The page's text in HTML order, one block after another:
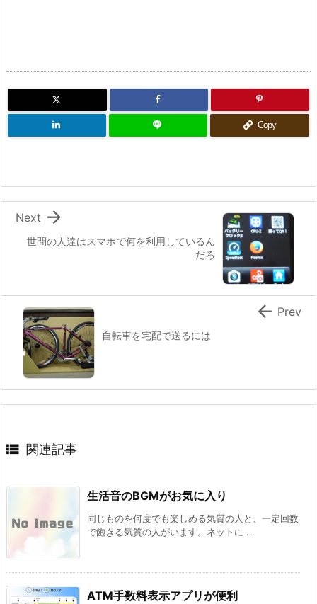
Copy
世間の人達はスマホで何を利用しているん
だろ

Next
自転車を宅配で送るには
 Prev
 関連記事
生活音のBGMがお気に入り
同じものを何度でも楽しめる気質の人と、一定回数
で飽きる気質の人がいます。ネットに ...
ATM手数料表示アプリが便利